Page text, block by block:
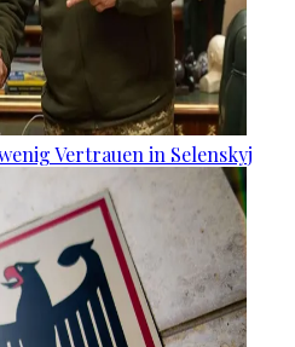
Vertrauen in Selenskyj